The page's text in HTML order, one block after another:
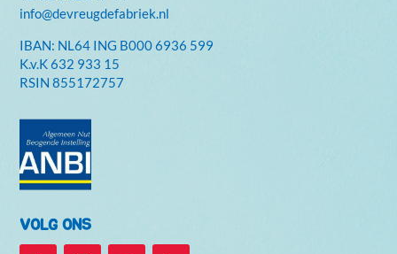
info@devreugdefabriek.nl
IBAN: NL64 ING B000 6936 599
K.v.K632 933 15
RSIN 855172757
VOLG ONS